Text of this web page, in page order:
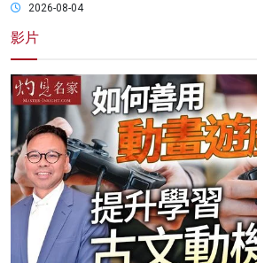
2026-08-04
影片